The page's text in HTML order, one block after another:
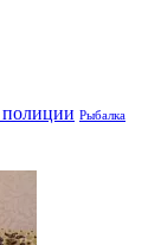
Рыбалка